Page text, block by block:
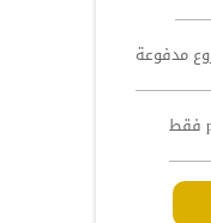
مدفوعة